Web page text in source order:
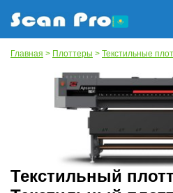
Главная > Плоттеры > Текстильные
Текстильный